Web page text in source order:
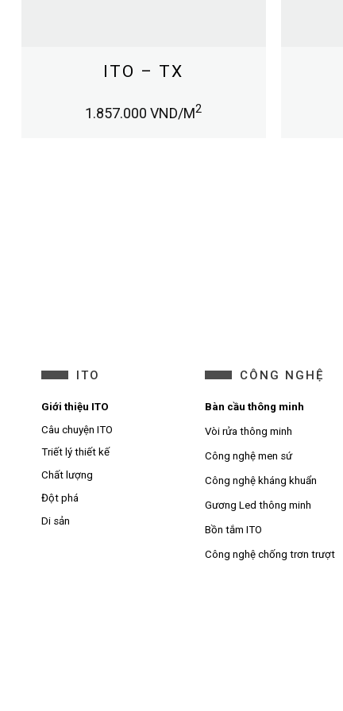
ITO – TX
1.857.000VND/M2
ITO
Giới thiệu ITO
Câu chuyện ITO
Triết lý thiết kế
Chất lượng
Đột phá
Di sản
CÔNG NGHỆ
Bàn cầu thông minh
Vòi rửa thông minh
Công nghệ men sứ
Công nghệ kháng khuẩn
Gương Led thông minh
Bồn tắm ITO
Công nghệ chống trơn trượt